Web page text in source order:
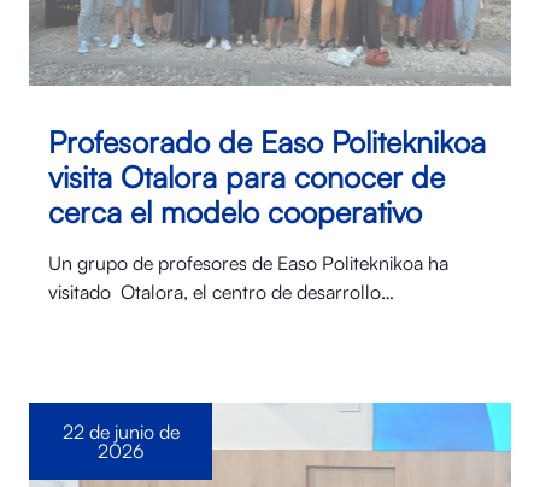
Profesorado de Easo Politeknikoa
visita Otalora para conocer de
cerca el modelo cooperativo
Un grupo de profesores de Easo Politeknikoa ha
visitado Otalora⁠, el centro de desarrollo…
22 de junio de
2026